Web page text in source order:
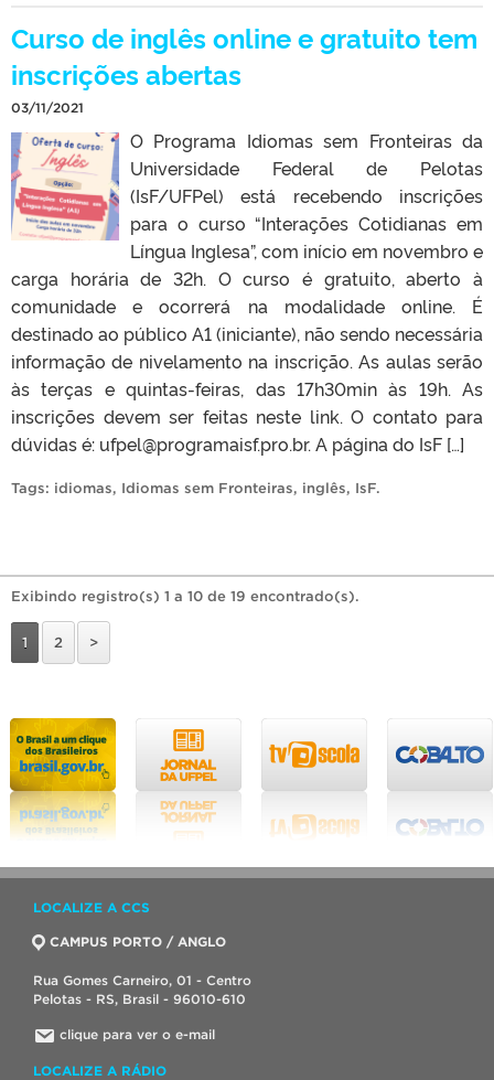
Curso de inglês online e gratuito tem
inscrições abertas
03/11/2021
O Programa Idiomas sem Fronteiras da
Universidade Federal de Pelotas
(IsF/UFPel) está recebendo inscrições
para o curso “Interações Cotidianas em
Língua Inglesa”, com início em novembro e
carga horária de 32h. O curso é gratuito, aberto à
comunidade e ocorrerá na modalidade online. É
destinado ao público A1 (iniciante), não sendo necessária
informação de nivelamento na inscrição. As aulas serão
às terças e quintas-feiras, das 17h30min às 19h. As
inscrições devem ser feitas neste link. O contato para
dúvidas é: ufpel@programaisf.pro.br. A página do IsF […]
Tags: idiomas, Idiomas sem Fronteiras, inglês, IsF.
Exibindo registro(s) 1 a 10 de 19 encontrado(s).
1 2 >
LOCALIZE A CCS
CAMPUS PORTO / ANGLO
Rua Gomes Carneiro, 01 - Centro
Pelotas - RS, Brasil - 96010-610
clique para ver o e-mail
LOCALIZE A RÁDIO